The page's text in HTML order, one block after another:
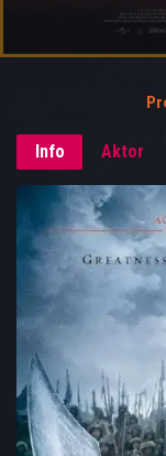
Info Aktor